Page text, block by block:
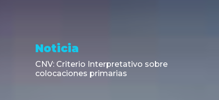
Noticia
CNV: Criterio Interpretativo sobre
colocaciones primarias